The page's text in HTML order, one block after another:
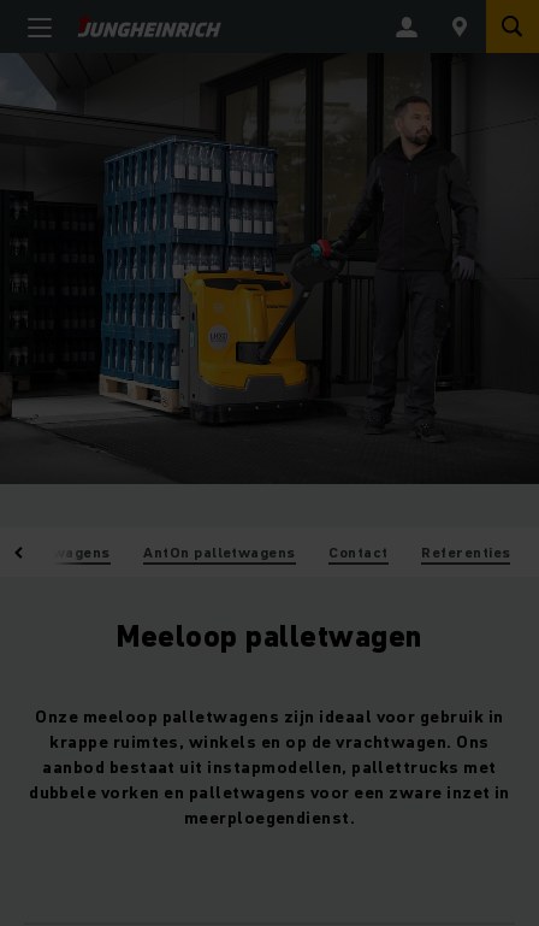
palletwagens AntOn palletwagens Contact Referenties
Meeloop palletwagen
Onze meeloop palletwagens zijn ideaal voor gebruik in
krappe ruimtes, winkels en op de vrachtwagen. Ons
aanbod bestaat uit instapmodellen, pallettrucks met
dubbele vorken en palletwagens voor een zware inzet in
meerploegendienst.